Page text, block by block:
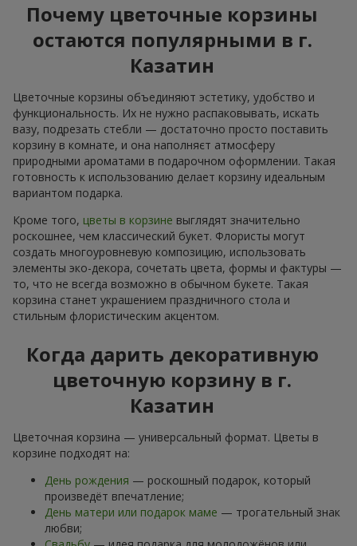
Почему цветочные корзины
остаются популярными в г.
Казатин
Цветочные корзины объединяют эстетику, удобство и
функциональность. Их не нужно распаковывать, искать
вазу, подрезать стебли — достаточно просто поставить
корзину в комнате, и она наполняєт атмосферу
природными ароматами в подарочном оформлении. Такая
готовность к использованию делает корзину идеальным
вариантом подарка.
Кроме того, цветы в корзине выглядят значительно
роскошнее, чем классический букет. Флористы могут
создать многоуровневую композицию, использовать
элементы эко-декора, сочетать цвета, формы и фактуры —
то, что не всегда возможно в обычном букете. Такая
корзина станет украшением праздничного стола и
стильным флористическим акцентом.
Когда дарить декоративную
цветочную корзину в г.
Казатин
Цветочная корзина — универсальный формат. Цветы в
корзине подходят на:
День рождения — роскошный подарок, который
произведёт впечатление;
День матери или подарок маме — трогательный знак
любви;